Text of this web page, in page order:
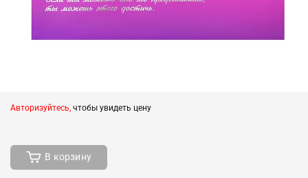
Авторизуйтесь, чтобы увидеть цену
В корзину